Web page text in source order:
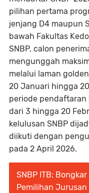
pilihan pertama
jenjang D4 maupun
bawah Fakultas
SNBP, calon
mengunggah
melalui laman
20 Januari hingga
periode pendaftaran
dari 3 hingga 20
kelulusan SNBP
diikuti dengan
pada 2 April 2026.
SNBP ITB:
Pemilihan